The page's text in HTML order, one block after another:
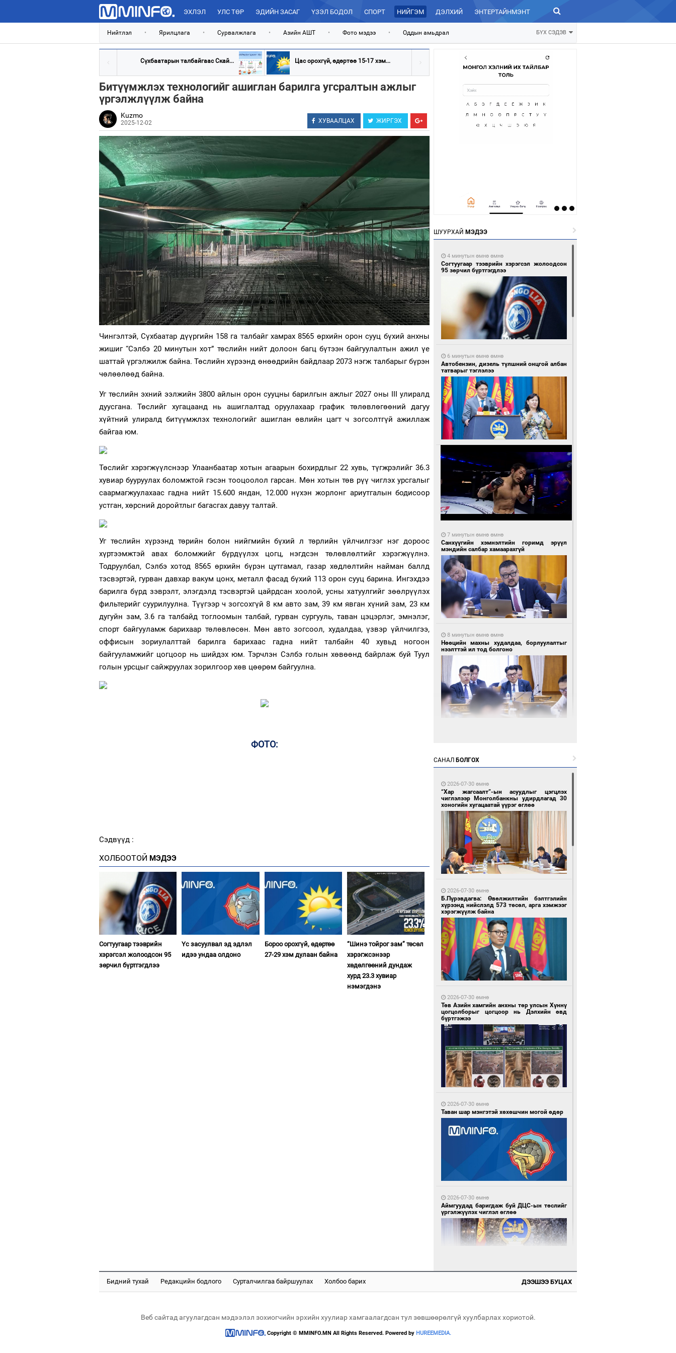
ЭХЛЭЛ УЛС ТӨР ЭДИЙН ЗАСАГ ҮЗЭЛ БОДОЛ СПОРТ НИЙГЭМ ДЭЛХИЙ ЭНТЕРТАЙНМЭНТ ЗУРХАЙ
Нийтлэл • Ярилцлага • Сурвалжлага • Азийн АШТ • Фото мэдээ • Оддын амьдрал БҮХ СЭДЭВ
Сүхбаатарын талбайгаас Скай... Цас орохгүй, өдөртөө 15-17 хэм...
Битүүмжлэх технологийг ашиглан барилга угсралтын ажлыг
үргэлжлүүлж байна
Kuzmo
2025-12-02 ХУВААЛЦАХ ЖИРГЭХ
Чингэлтэй, Сүхбаатар дүүргийн 158 га талбайг хамрах 8565 өрхийн орон сууц бүхий анхны
жишиг “Сэлбэ 20 минутын хот” төслийн нийт долоон багц бүтээн байгуулалтын ажил үе
шаттай үргэлжилж байна. Төслийн хүрээнд өнөөдрийн байдлаар 2073 нэгж талбарыг бүрэн
чөлөөлөөд байна.
Уг төслийн эхний ээлжийн 3800 айлын орон сууцны барилгын ажлыг 2027 оны III улиралд
дуусгана. Төслийг хугацаанд нь ашиглалтад оруулахаар график төлөвлөгөөний дагуу
хүйтний улиралд битүүмжлэх технологийг ашиглан өвлийн цагт ч зогсолтгүй ажиллаж
байгаа юм.
Төслийг хэрэгжүүлснээр Улаанбаатар хотын агаарын бохирдлыг 22 хувь, түгжрэлийг 36.3
хувиар бууруулах боломжтой гэсэн тооцоолол гарсан. Мөн хотын төв рүү чиглэх урсгалыг
саармагжуулахаас гадна нийт 15.600 яндан, 12.000 нүхэн жорлонг ариутгалын бодисоор
устган, хөрсний доройтлыг багасгах давуу талтай.
Уг төслийн хүрээнд төрийн болон нийгмийн бүхий л төрлийн үйлчилгээг нэг дороос
хүртээмжтэй авах боломжийг бүрдүүлэх цогц, нэгдсэн төлөвлөлтийг хэрэгжүүлнэ.
Тодруулбал, Сэлбэ хотод 8565 өрхийн бүрэн цутгамал, газар хөдлөлтийн найман баллд
тэсвэртэй, гурван давхар вакум цонх, металл фасад бүхий 113 орон сууц барина. Ингэхдээ
барилга бүрд зэврэлт, элэгдэлд тэсвэртэй цайрдсан хоолой, усны хатуулгийг зөөлрүүлэх
фильтерийг суурилуулна. Түүгээр ч зогсохгүй 8 км авто зам, 39 км явган хүний зам, 23 км
дугуйн зам, 3.6 га талбайд тоглоомын талбай, гурван сургууль, таван цэцэрлэг, эмнэлэг,
спорт байгууламж барихаар төлөвлөсөн. Мөн авто зогсоол, худалдаа, үзвэр үйлчилгээ,
оффисын зориулалттай барилга барихаас гадна нийт талбайн 40 хувьд ногоон
байгууламжийг цогцоор нь шийдэх юм. Тэрчлэн Сэлбэ голын хөвөөнд байрлаж буй Туул
голын урсцыг сайжруулах зорилгоор хөв цөөрөм байгуулна.
ФОТО:
Сэдвүүд :
ХОЛБООТОЙ МЭДЭЭ
Согтуугаар тээврийн
хэрэгсэл жолоодсон 95
зөрчил бүртгэгдлээ
Үс засуулвал эд эдлэл
идээ ундаа олдоно
Бороо орохгүй, өдөртөө
27-29 хэм дулаан байна
“Шинэ тойрог зам” төсөл
хэрэгжсэнээр
хөдөлгөөний дундаж
хурд 23.3 хувиар
нэмэгдэнэ
ШУУРХАЙ МЭДЭЭ
4 минутын өмнө өмнө
Согтуугаар тээврийн хэрэгсэл жолоодсон
95 зөрчил бүртгэгдлээ
6 минутын өмнө өмнө
Автобензин, дизель түлшний онцгой албан
татварыг тэглэлээ
7 минутын өмнө өмнө
Санхүүгийн хэмнэлтийн горимд эрүүл
мэндийн салбар хамаарахгүй
8 минутын өмнө өмнө
Нөөцийн махны худалдаа, борлуулалтыг
нээлттэй ил тод болгоно
10 минутын өмнө өмнө
16 төрлийн эмийг нэг эх үүсвэрээс
худалдан авах журмыг баталлаа
15 минутын өмнө өмнө
Бүх шатанд хэмнэлтийн горимд шилжиж,
найр наадам, зөвлөгөөн, гадаад
томилолтыг хориглолоо
21 минутын өмнө өмнө
Оюу толгойгоос “Рио Тинто” ашиг хүртэж
эхэлсэн ч Монгол Улс өр төлсөөр байна
МАН-ын 50 настнууд Хөвсгөлд, 40
настнууд нь Хэнтийд “хуралджээ”
37 минутын өмнө өмнө
САНАЛ БОЛГОХ
2026-07-30 өмнө
“Хар жагсаалт”-ын асуудлыг цэгцлэх
чиглэлээр Монголбанкны удирдлагад 30
хоногийн хугацаатай үүрэг өглөө
2026-07-30 өмнө
Б.Пүрэвдагва: Өвөлжилтийн бэлтгэлийн
хүрээнд нийслэлд 573 төсөл, арга хэмжээг
хэрэгжүүлж байна
2026-07-30 өмнө
Төв Азийн хамгийн анхны төр улсын Хүннү
цогцолборыг цогцоор нь Дэлхийн өвд
бүртгэжээ
2026-07-30 өмнө
Таван шар мэнгэтэй хөхөшчин могой өдөр
2026-07-30 өмнө
Аймгуудад баригдаж буй ДЦС-ын төслийг
үргэлжүүлэх чиглэл өглөө
Бидний тухай Редакцийн бодлого Сурталчилгаа байршуулах Холбоо барих ДЭЭШЭЭ БУЦАХ
Веб сайтад агуулагдсан мэдээлэл зохиогчийн эрхийн хуулиар хамгаалагдсан тул зөвшөөрөлгүй хуулбарлах хориотой.
Copyright © MMINFO.MN All Rights Reserved. Powered by HUREEMEDIA.